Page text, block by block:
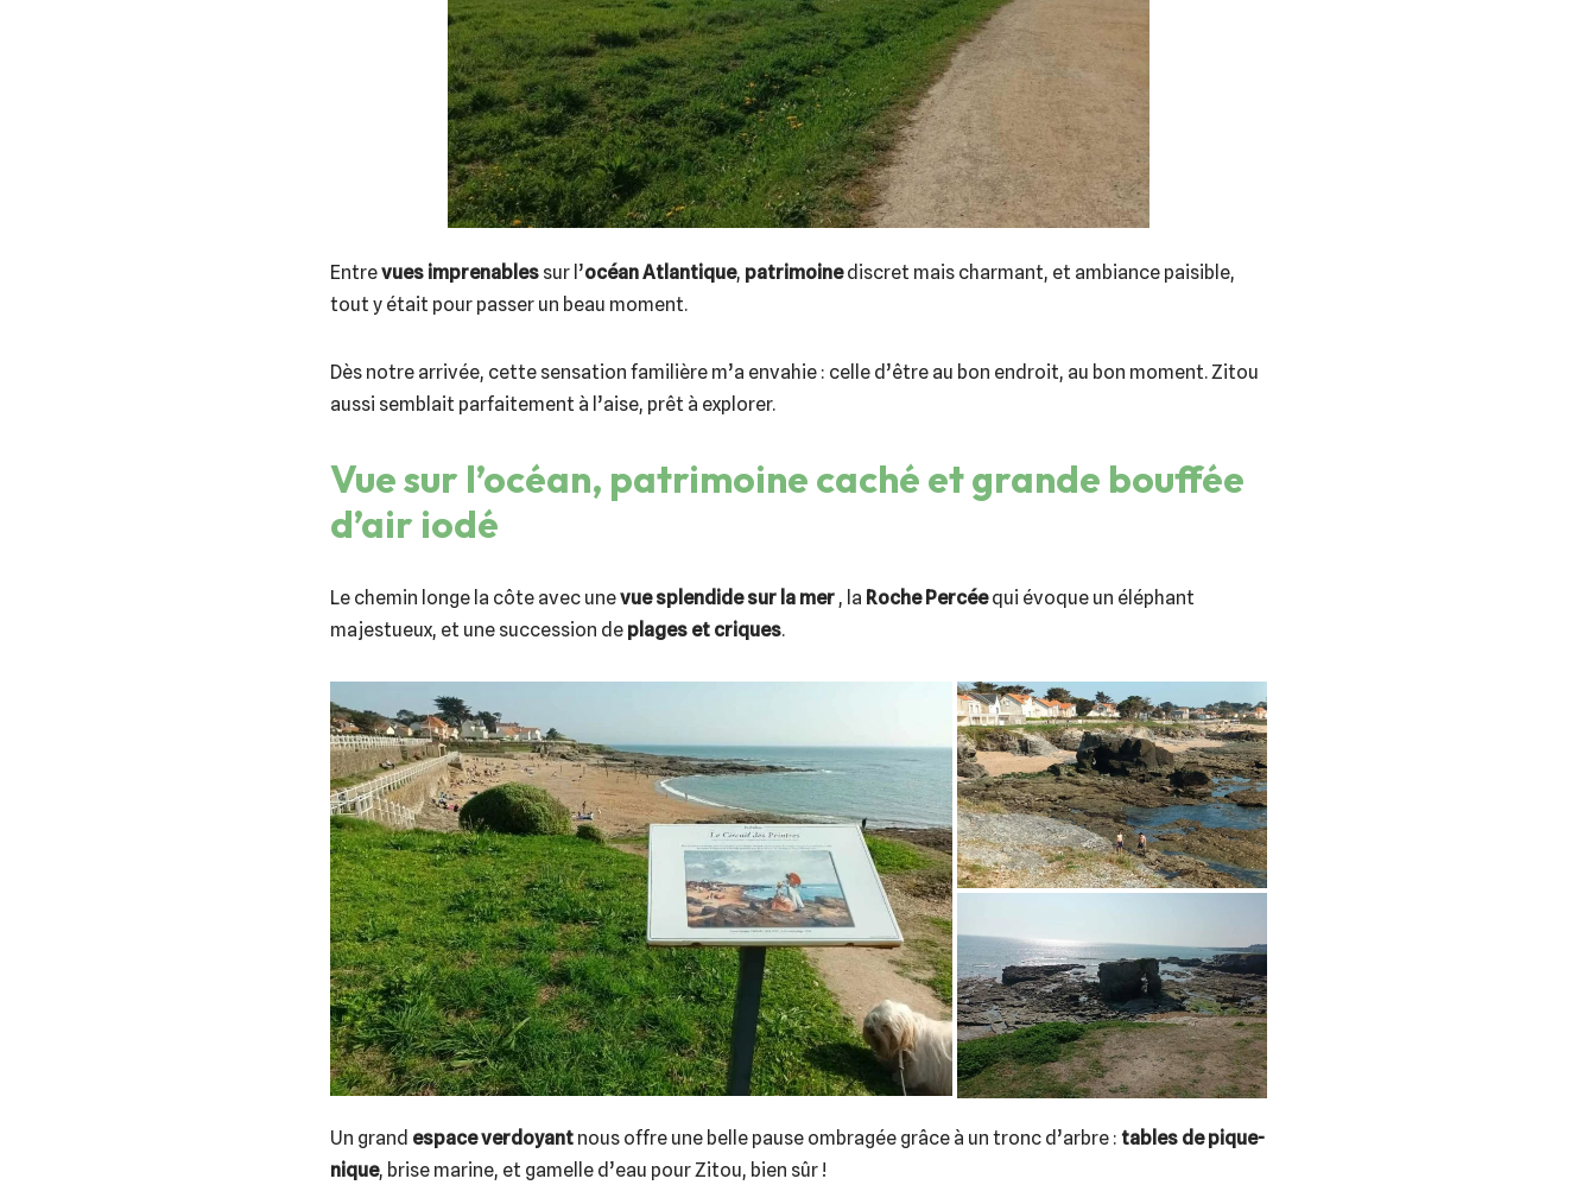
Entrevues imprenablessur l’océan Atlantique, patrimoinediscret mais charmant, et ambiance paisible,
tout y était pour passer un beau moment.
Dès notre arrivée, cette sensation familière m’a envahie : celle d’être au bon endroit, au bon moment. Zitou
aussi semblait parfaitement à l’aise, prêt à explorer.
Vue sur l’océan, patrimoine caché et grande bouffée
d’air iodé
Le chemin longe la côte avec unevue splendide sur la mer , la Roche Percéequi évoque un éléphant
majestueux, et une succession de plages et criques.
Un grand espace verdoyantnous offre une belle pause ombragée grâce à un tronc d’arbre : tables de pique-
nique, brise marine, et gamelle d’eau pour Zitou, bien sûr !